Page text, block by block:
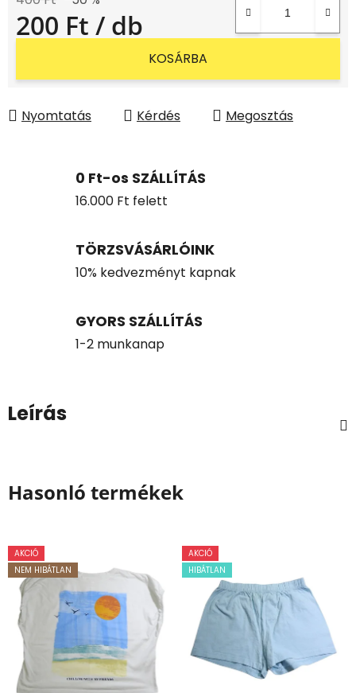
200 Ft / db
KOSÁRBA
Nyomtatás Kérdés Megosztás
0 Ft-os SZÁLLÍTÁS
16.000 Ft felett
TÖRZSVÁSÁRLÓINK
10% kedvezményt kapnak
GYORS SZÁLLÍTÁS
1-2 munkanap
Leírás
Hasonló termékek
AKCIÓ
NEM HIBÁTLAN
AKCIÓ
HIBÁTLAN